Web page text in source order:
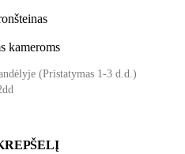
kameroms
(Pristatymas 1-3 d.d.)